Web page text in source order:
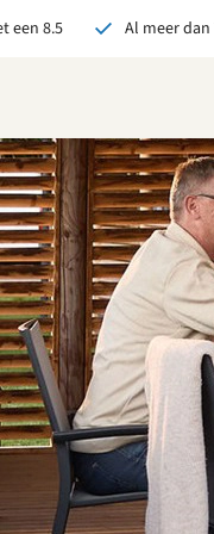
een 8.5 Al meer
bij RCN boekt, krijg je:
De beste prijsgarantie
Exclusieve voordelen
Persoonlijk contact
alle voordelen